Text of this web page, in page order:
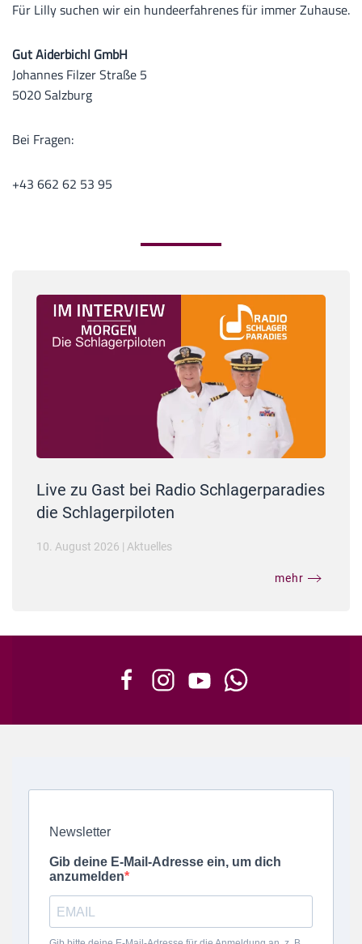
Für Lilly suchen wir ein hundeerfahrenes für immer Zuhause.
Gut Aiderbichl GmbH
Johannes Filzer Straße 5
5020 Salzburg
Bei Fragen:
+43 662 62 53 95
Live zu Gast bei Radio Schlagerparadies
die Schlagerpiloten
10. August 2026 | Aktuelles
mehr